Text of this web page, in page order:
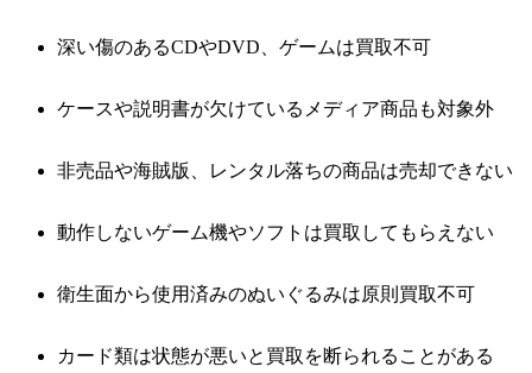
深い傷のあるCDやDVD、ゲームは買取不可
ケースや説明書が欠けているメディア商品も対象外
非売品や海賊版、レンタル落ちの商品は売却できない
動作しないゲーム機やソフトは買取してもらえない
衛生面から使用済みのぬいぐるみは原則買取不可
カード類は状態が悪いと買取を断られることがある